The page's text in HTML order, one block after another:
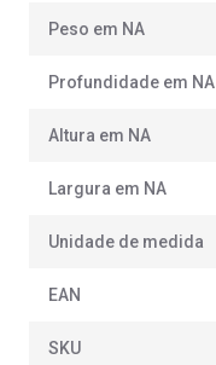
Peso em NA
Profundidade em NA
Altura em NA
Largura em NA
Unidade de medida
EAN
SKU